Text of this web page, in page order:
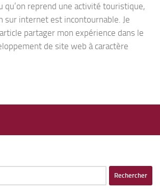
qu’on reprend une activité touristique,
sur internet est incontournable. Je
partager mon expérience dans le
de site web à caractère